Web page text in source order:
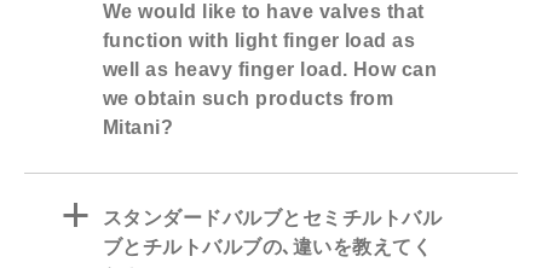
We would like to have valves that
function with light finger load as
well as heavy finger load. How can
we obtain such products from
Mitani?
a
スタンダードバルブとセミチルトバル
ブとチルトバルブの､違いを教えてく